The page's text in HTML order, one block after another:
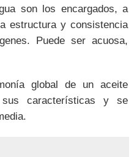
son los encargados, a
estructura y consistencia
Puede ser acuosa,
global de un aceite
características y se